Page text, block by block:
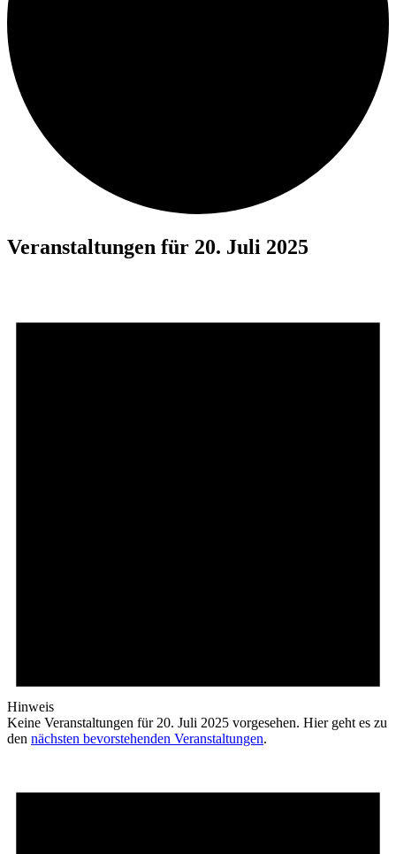
Veranstaltungen für 20. Juli 2025
Hinweis
Keine Veranstaltungen für 20. Juli 2025 vorgesehen. Hier geht es zu
den nächsten bevorstehenden Veranstaltungen.